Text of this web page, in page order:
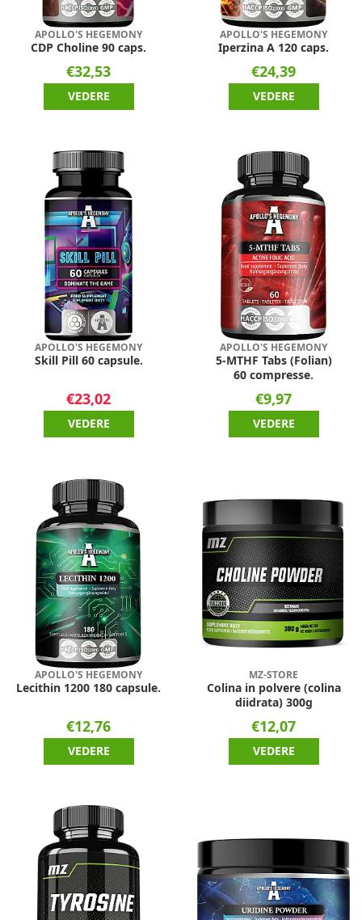
APOLLO'S HEGEMONY
CDP Choline 90 caps.
€32,53
VEDERE
APOLLO'S HEGEMONY
Iperzina A 120 caps.
€24,39
VEDERE
APOLLO'S HEGEMONY
Skill Pill 60 capsule.
€23,02
VEDERE
APOLLO'S HEGEMONY
5-MTHF Tabs (Folian)
60 compresse.
€9,97
VEDERE
APOLLO'S HEGEMONY
Lecithin 1200 180 capsule.
€12,76
VEDERE
MZ-STORE
Colina in polvere (colina
diidrata) 300g
€12,07
VEDERE